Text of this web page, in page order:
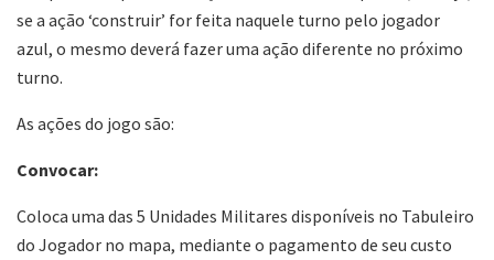
se a ação ‘construir’ for feita naquele turno pelo jogador
azul, o mesmo deverá fazer uma ação diferente no próximo
turno.
As ações do jogo são:
Convocar:
Coloca uma das 5 Unidades Militares disponíveis no Tabuleiro
do Jogador no mapa, mediante o pagamento de seu custo